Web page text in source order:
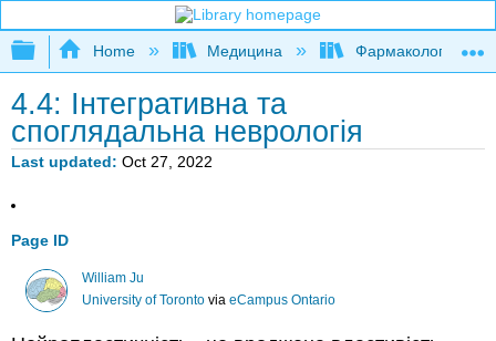
Expand/collapse global hierarchy
Home Медицина Фармакологія та
4.4: Інтегративна та
споглядальна неврологія
Last updated Oct 27, 2022
Page ID
William Ju
University of Torontovia eCampus Ontario